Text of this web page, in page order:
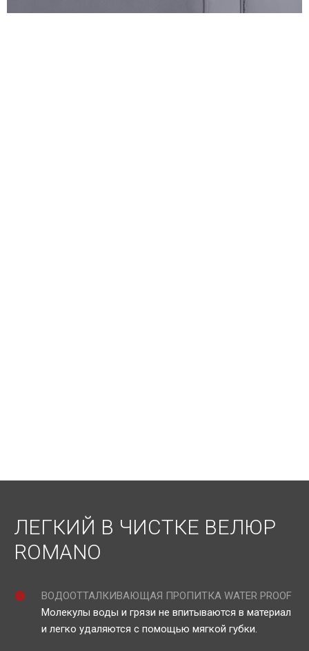
ЛЕГКИЙ В ЧИСТКЕ ВЕЛЮР
ROMANO
ВОДООТТАЛКИВАЮЩАЯ ПРОПИТКА WATER PROOF
Молекулы воды и грязи не впитываются в материал
и легко удаляются с помощью мягкой губки.